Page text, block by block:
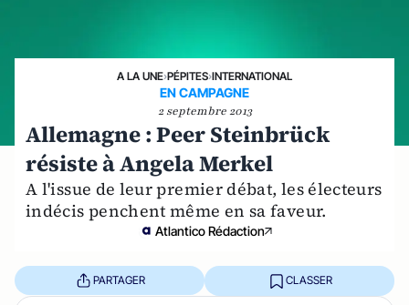
A LA UNE›PÉPITES›INTERNATIONAL
EN CAMPAGNE
2 septembre 2013
Allemagne : Peer Steinbrück
résiste à Angela Merkel
A l'issue de leur premier débat, les électeurs
indécis penchent même en sa faveur.
Atlantico Rédaction
PARTAGER CLASSER